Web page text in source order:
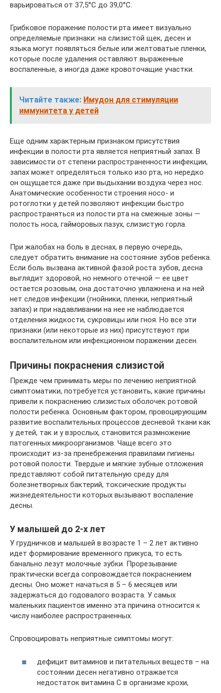
варьироваться от 37,5°C до 39,0°C.
Грибковое поражение полости рта имеет визуально
определяемые признаки: на слизистой щек, десен и
языка могут появляться белые или желтоватые пленки,
которые после удаления оставляют выраженные
воспаленные, а иногда даже кровоточащие участки.
Читайте также: Имудон для стимуляции
иммунитета у детей
Еще одним характерным признаком присутствия
инфекции в полости рта является неприятный запах. В
зависимости от степени распространенности инфекции,
запах может определяться только изо рта, но нередко
он ощущается даже при выдыхании воздуха через нос.
Анатомические особенности строения носо- и
ротоглотки у детей позволяют инфекции быстро
распространяться из полости рта на смежные зоны —
полость носа, гайморовых пазух, слизистую горла.
При жалобах на боль в деснах, в первую очередь,
следует обратить внимание на состояние зубов ребенка.
Если боль вызвана активной фазой роста зубов, десна
выглядит здоровой, но немного отечной — ее цвет
остается розовым, она достаточно увлажнена и на ней
нет следов инфекции (гнойники, пленки, неприятный
запах) и при надавливании на нее не наблюдается
отделения жидкости, сукровицы или гноя. Но все эти
признаки (или некоторые из них) присутствуют при
воспалительном или инфекционном поражении десен.
Причины покраснения слизистой
Прежде чем принимать меры по лечению неприятной
симптоматики, потребуется установить, какие причины
привели к покраснению слизистых оболочек ротовой
полости ребенка. Основным фактором, провоцирующим
развитие воспалительных процессов десневой ткани как
у детей, так и у взрослых, становится размножение
патогенных микроорганизмов. Чаще всего это
происходит из-за пренебрежения правилами гигиены
ротовой полости. Твердые и мягкие зубные отложения
представляют собой питательную среду для
болезнетворных бактерий, токсические продукты
жизнедеятельности которых вызывают воспаление
десны.
У малышей до 2-х лет
У грудничков и малышей в возрасте 1 – 2 лет активно
идет формирование временного прикуса, то есть
банально лезут молочные зубки. Прорезывание
практически всегда сопровождается покраснением
десны. Оно может начаться в 5 – 6 месяцев или
задержаться до годовалого возраста. У самых
маленьких пациентов именно эта причина относится к
числу наиболее распространенных.
Спровоцировать неприятные симптомы могут:
дефицит витаминов и питательных веществ – на
состоянии десен негативно отражается
недостаток витамина С в организме крохи,